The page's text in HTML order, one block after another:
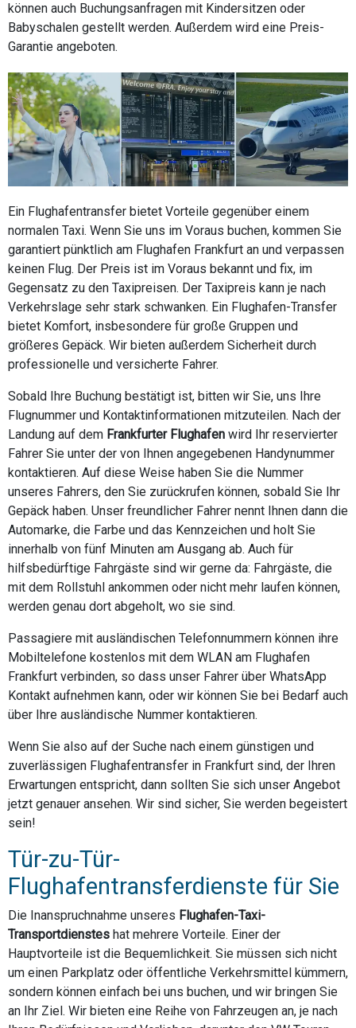
können auch Buchungsanfragen mit Kindersitzen oder
Babyschalen gestellt werden. Außerdem wird eine Preis-
Garantie angeboten.
Ein Flughafentransfer bietet Vorteile gegenüber einem
normalen Taxi. Wenn Sie uns im Voraus buchen, kommen Sie
garantiert pünktlich am Flughafen Frankfurt an und verpassen
keinen Flug. Der Preis ist im Voraus bekannt und fix, im
Gegensatz zu den Taxipreisen. Der Taxipreis kann je nach
Verkehrslage sehr stark schwanken. Ein Flughafen-Transfer
bietet Komfort, insbesondere für große Gruppen und
größeres Gepäck. Wir bieten außerdem Sicherheit durch
professionelle und versicherte Fahrer.
Sobald Ihre Buchung bestätigt ist, bitten wir Sie, uns Ihre
Flugnummer und Kontaktinformationen mitzuteilen. Nach der
Landung auf dem Frankfurter Flughafen wird Ihr reservierter
Fahrer Sie unter der von Ihnen angegebenen Handynummer
kontaktieren. Auf diese Weise haben Sie die Nummer
unseres Fahrers, den Sie zurückrufen können, sobald Sie Ihr
Gepäck haben. Unser freundlicher Fahrer nennt Ihnen dann die
Automarke, die Farbe und das Kennzeichen und holt Sie
innerhalb von fünf Minuten am Ausgang ab. Auch für
hilfsbedürftige Fahrgäste sind wir gerne da: Fahrgäste, die
mit dem Rollstuhl ankommen oder nicht mehr laufen können,
werden genau dort abgeholt, wo sie sind.
Passagiere mit ausländischen Telefonnummern können ihre
Mobiltelefone kostenlos mit dem WLAN am Flughafen
Frankfurt verbinden, so dass unser Fahrer über WhatsApp
Kontakt aufnehmen kann, oder wir können Sie bei Bedarf auch
über Ihre ausländische Nummer kontaktieren.
Wenn Sie also auf der Suche nach einem günstigen und
zuverlässigen Flughafentransfer in Frankfurt sind, der Ihren
Erwartungen entspricht, dann sollten Sie sich unser Angebot
jetzt genauer ansehen. Wir sind sicher, Sie werden begeistert
sein!
Tür-zu-Tür-
Flughafentransferdienste für Sie
Die Inanspruchnahme unseres Flughafen-Taxi-
Transportdienstes hat mehrere Vorteile. Einer der
Hauptvorteile ist die Bequemlichkeit. Sie müssen sich nicht
um einen Parkplatz oder öffentliche Verkehrsmittel kümmern,
sondern können einfach bei uns buchen, und wir bringen Sie
an Ihr Ziel. Wir bieten eine Reihe von Fahrzeugen an, je nach